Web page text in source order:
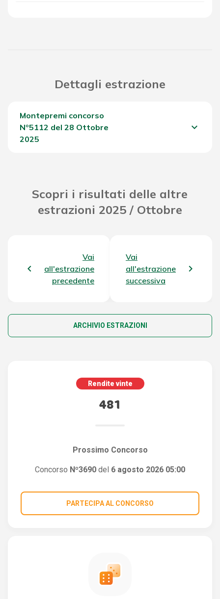
Dettagli estrazione
Montepremi concorso
Nº5112 del 28 Ottobre
2025
keyboard_arrow_down
Scopri i risultati delle altre
estrazioni 2025 / Ottobre
Vai
all'estrazione
precedente
Vai
all'estrazione
successiva
ARCHIVIO ESTRAZIONI
Rendite vinte
481
Prossimo Concorso
Concorso Nº3690 del 6 agosto 2026 05:00
PARTECIPA AL CONCORSO